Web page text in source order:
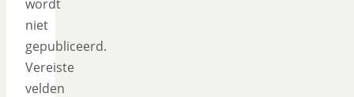
wordt
niet
gepubliceerd.
Vereiste
velden